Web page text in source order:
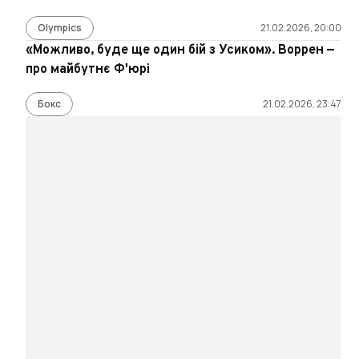
Olympics 21.02.2026, 20:00
«Можливо, буде ще один бій з Усиком». Воррен —
про майбутнє Ф'юрі
Бокс 21.02.2026, 23:47